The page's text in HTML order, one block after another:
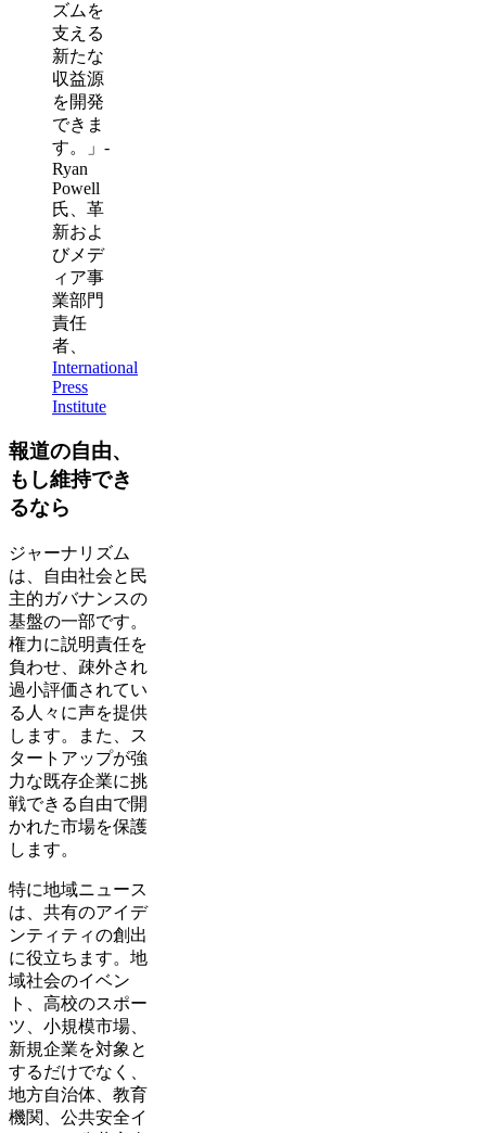
ズムを
支える
新たな
収益源
を開発
できま
す。」-
Ryan
Powell
氏、革
新およ
びメデ
ィア事
業部門
責任
者、
International
Press
Institute
報道の自由、
もし維持でき
るなら
ジャーナリズム
は、自由社会と民
主的ガバナンスの
基盤の一部です。
権力に説明責任を
負わせ、疎外され
過小評価されてい
る人々に声を提供
します。また、ス
タートアップが強
力な既存企業に挑
戦できる自由で開
かれた市場を保護
します。
特に地域ニュース
は、共有のアイデ
ンティティの創出
に役立ちます。地
域社会のイベン
ト、高校のスポー
ツ、小規模市場、
新規企業を対象と
するだけでなく、
地方自治体、教育
機関、公共安全イ